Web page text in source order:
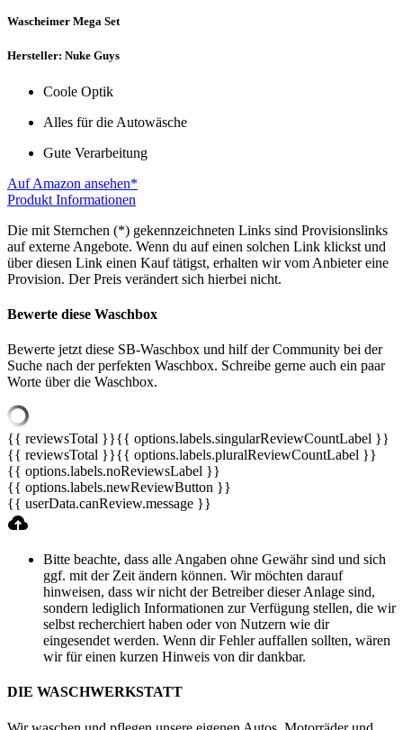
Wascheimer Mega Set
Hersteller: Nuke Guys
Coole Optik
Alles für die Autowäsche
Gute Verarbeitung
Auf Amazon ansehen*
Produkt Informationen
Die mit Sternchen (*) gekennzeichneten Links sind Provisionslinks
auf externe Angebote. Wenn du auf einen solchen Link klickst und
über diesen Link einen Kauf tätigst, erhalten wir vom Anbieter eine
Provision. Der Preis verändert sich hierbei nicht.
Bewerte diese Waschbox
Bewerte jetzt diese SB-Waschbox und hilf der Community bei der
Suche nach der perfekten Waschbox. Schreibe gerne auch ein paar
Worte über die Waschbox.
{{ reviewsTotal }}{{ options.labels.singularReviewCountLabel }}
{{ reviewsTotal }}{{ options.labels.pluralReviewCountLabel }}
{{ options.labels.noReviewsLabel }}
{{ options.labels.newReviewButton }}
{{ userData.canReview.message }}
Bitte beachte, dass alle Angaben ohne Gewähr sind und sich
ggf. mit der Zeit ändern können. Wir möchten darauf
hinweisen, dass wir nicht der Betreiber dieser Anlage sind,
sondern lediglich Informationen zur Verfügung stellen, die wir
selbst recherchiert haben oder von Nutzern wie dir
eingesendet werden. Wenn dir Fehler auffallen sollten, wären
wir für einen kurzen Hinweis von dir dankbar.
DIE WASCHWERKSTATT